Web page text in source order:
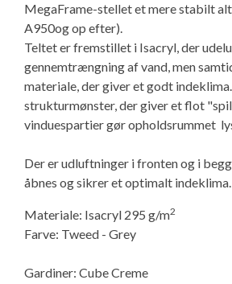
Isabella weekend- og
Isabella fortelte til
Isabella
GPS tracker til autocamper
Cookie & Privatlivspolitik
Persondata
GPDR - Optagelse af foto
GPDR - KG Camping
MegaFrame-stellet et mere stabilt
A950og op efter).
Teltet er fremstillet i Isacryl, der
gennemtrængning af vand, men
materiale, der giver et godt
strukturmønster, der giver et flot
vinduespartier gør opholdsrummet
Der er udluftninger i fronten og i
åbnes og sikrer et optimalt indeklima.
Materiale: Isacryl 295 g/m2
Farve: Tweed - Grey
Gardiner: Cube Creme